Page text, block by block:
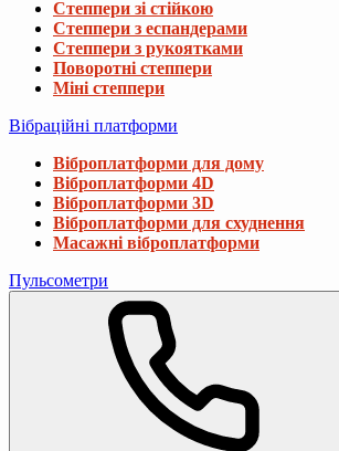
Степпери зі стійкою
Степпери з еспандерами
Степпери з рукоятками
Поворотні степпери
Міні степпери
Вібраційні платформи
Віброплатформи для дому
Віброплатформи 4D
Віброплатформи 3D
Віброплатформи для схуднення
Масажні віброплатформи
Пульсометри